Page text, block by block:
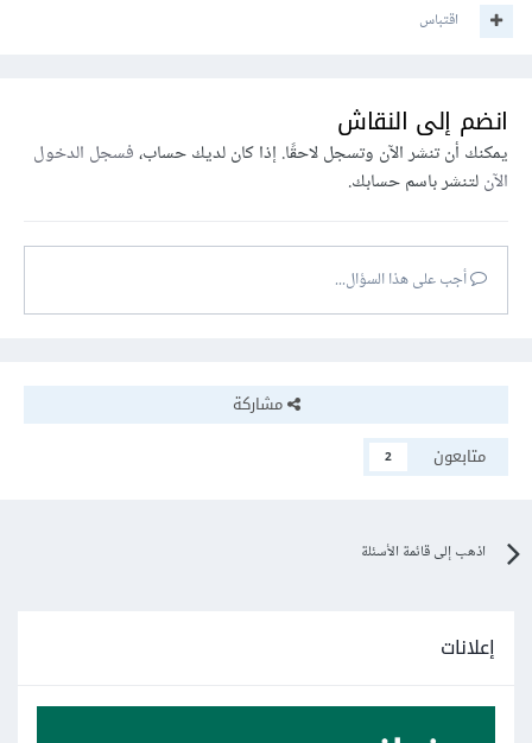
اقتباس
انضم إلى النقاش
يمكنك أن تنشر الآن وتسجل لاحقًا. إذا كان لديك حساب،فسجل الدخول
الآنلتنشر باسم حسابك.
أجب على هذا السؤال...
مشاركة
متابعون
2
اذهب إلى قائمة الأسئلة
إعلانات